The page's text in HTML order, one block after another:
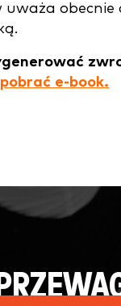
e-book.